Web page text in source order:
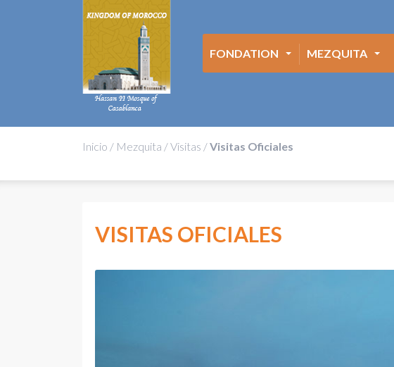
FONDATION MEZQUITA
Inicio / Mezquita /Visitas /Visitas Oficiales
VISITAS OFICIALES